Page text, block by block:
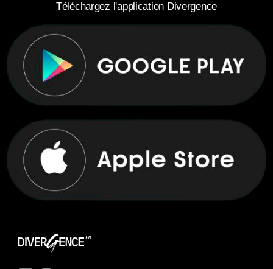
Téléchargez l'application Divergence